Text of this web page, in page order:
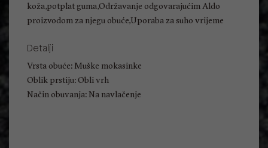
koža,potplat guma,Održavanje odgovarajućim Aldo
proizvodom za njegu obuće,Uporaba za suho vrijeme
Detalji
Vrsta obuće: Muške mokasinke
Oblik prstiju: Obli vrh
Način obuvanja: Na navlačenje